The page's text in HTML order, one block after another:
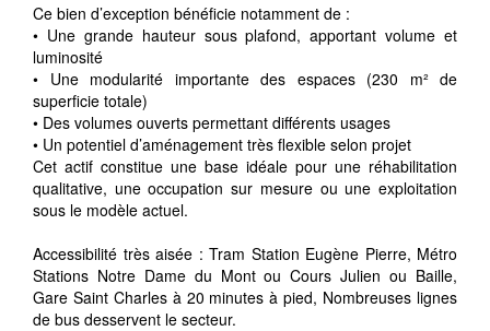
Ce bien d’exception bénéficie notamment de :
• Une grande hauteur sous plafond, apportant volume et
luminosité
• Une modularité importante des espaces (230 m² de
superficie totale)
• Des volumes ouverts permettant différents usages
• Un potentiel d’aménagement très flexible selon projet
Cet actif constitue une base idéale pour une réhabilitation
qualitative, une occupation sur mesure ou une exploitation
sous le modèle actuel.
Accessibilité très aisée : Tram Station Eugène Pierre, Métro
Stations Notre Dame du Mont ou Cours Julien ou Baille,
Gare Saint Charles à 20 minutes à pied, Nombreuses lignes
de bus desservent le secteur.